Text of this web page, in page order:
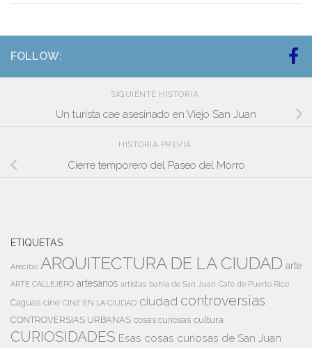
FOLLOW:
SIGUIENTE HISTORIA
Un turista cae asesinado en Viejo San Juan
HISTORIA PREVIA
Cierre temporero del Paseo del Morro
ETIQUETAS
Arecibo ARQUITECTURA DE LA CIUDAD arte
ARTE CALLEJERO artesanos artistas bahía de San Juan Café de Puerto Rico
Caguas cine CINE EN LA CIUDAD ciudad controversias
CONTROVERSIAS URBANAS cosas curiosas cultura
CURIOSIDADES Esas cosas curiosas de San Juan